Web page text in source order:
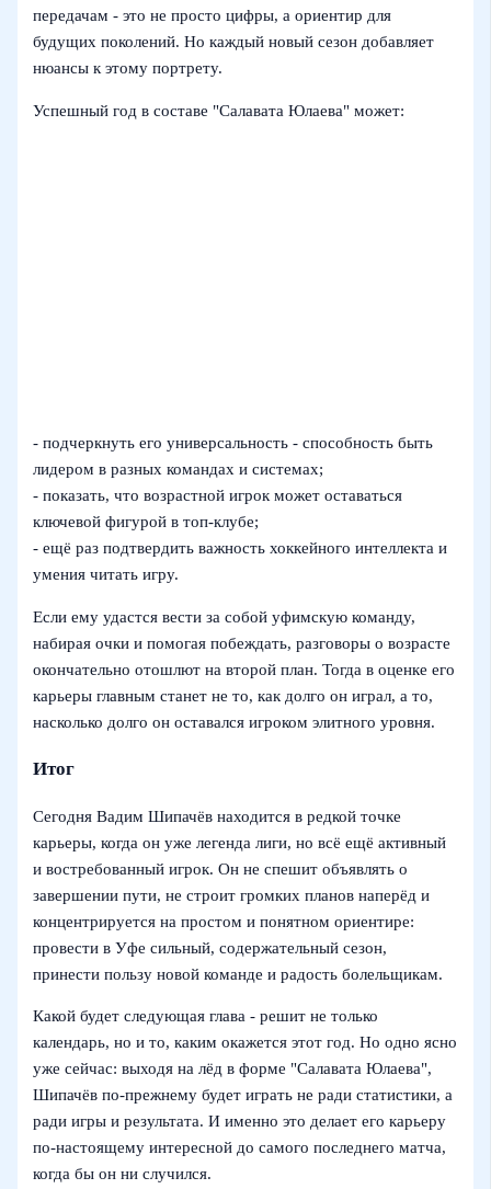
передачам - это не просто цифры, а ориентир для
будущих поколений. Но каждый новый сезон добавляет
нюансы к этому портрету.
Успешный год в составе "Салавата Юлаева" может:
- подчеркнуть его универсальность - способность быть
лидером в разных командах и системах;
- показать, что возрастной игрок может оставаться
ключевой фигурой в топ‑клубе;
- ещё раз подтвердить важность хоккейного интеллекта и
умения читать игру.
Если ему удастся вести за собой уфимскую команду,
набирая очки и помогая побеждать, разговоры о возрасте
окончательно отошлют на второй план. Тогда в оценке его
карьеры главным станет не то, как долго он играл, а то,
насколько долго он оставался игроком элитного уровня.
Итог
Сегодня Вадим Шипачёв находится в редкой точке
карьеры, когда он уже легенда лиги, но всё ещё активный
и востребованный игрок. Он не спешит объявлять о
завершении пути, не строит громких планов наперёд и
концентрируется на простом и понятном ориентире:
провести в Уфе сильный, содержательный сезон,
принести пользу новой команде и радость болельщикам.
Какой будет следующая глава - решит не только
календарь, но и то, каким окажется этот год. Но одно ясно
уже сейчас: выходя на лёд в форме "Салавата Юлаева",
Шипачёв по‑прежнему будет играть не ради статистики, а
ради игры и результата. И именно это делает его карьеру
по‑настоящему интересной до самого последнего матча,
когда бы он ни случился.